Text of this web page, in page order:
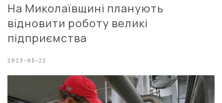
На Миколаївщині планують
відновити роботу великі
підприємства
2023-05-22